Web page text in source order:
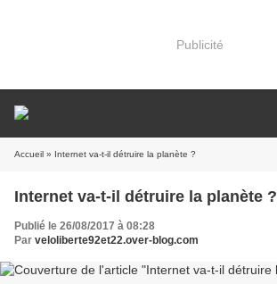
Publicité
Accueil » Internet va-t-il détruire la planète ?
Internet va-t-il détruire la planète ?
Publié le 26/08/2017 à 08:28
Par veloliberte92et22.over-blog.com